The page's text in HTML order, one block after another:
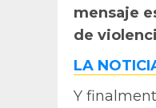
mensaje
de
LA
Y